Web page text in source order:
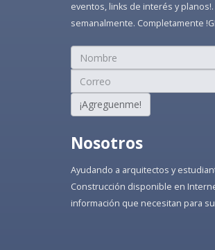
eventos, links de interés y
semanalmente. Completamente
¡Agreguenme!
Nosotros
Ayudando a arquitectos y
Construcción disponible en
información que necesitan para